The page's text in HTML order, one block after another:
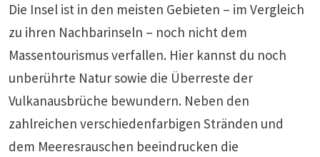
Die Insel ist in den meisten Gebieten – im Vergleich
zu ihren Nachbarinseln – noch nicht dem
Massentourismus verfallen. Hier kannst du noch
unberührte Natur sowie die Überreste der
Vulkanausbrüche bewundern. Neben den
zahlreichen verschiedenfarbigen Stränden und
dem Meeresrauschen beeindrucken die